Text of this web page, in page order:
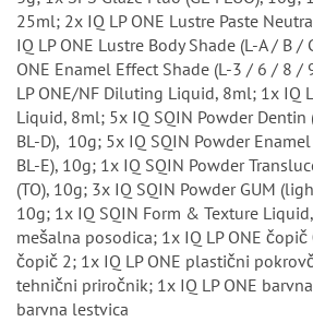
25ml; 2x IQ LP ONE Lustre Paste
IQ LP ONE Lustre Body Shade (L-A / B /
ONE Enamel Effect Shade (L-3 / 6 / 8 /
LP ONE/NF Diluting Liquid, 8ml; 1x IQ
Liquid, 8ml; 5x IQ SQIN Powder Dentin
BL-D), 10g; 5x IQ SQIN Powder
BL-E), 10g; 1x IQ SQIN Powder
(TO), 10g; 3x IQ SQIN Powder GUM
10g; 1x IQ SQIN Form & Texture
mešalna posodica; 1x IQ LP ONE čopič
čopič 2; 1x IQ LP ONE plastični
tehnični priročnik; 1x IQ LP ONE
barvna lestvica